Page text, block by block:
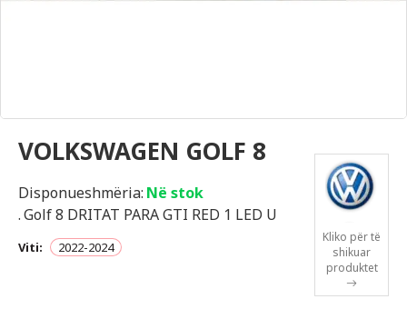
VOLKSWAGEN GOLF 8
Disponueshmëria: Në stok
.Golf 8 DRITAT PARA GTI RED 1 LED U
Viti: 2022-2024
Kliko për të
shikuar
produktet